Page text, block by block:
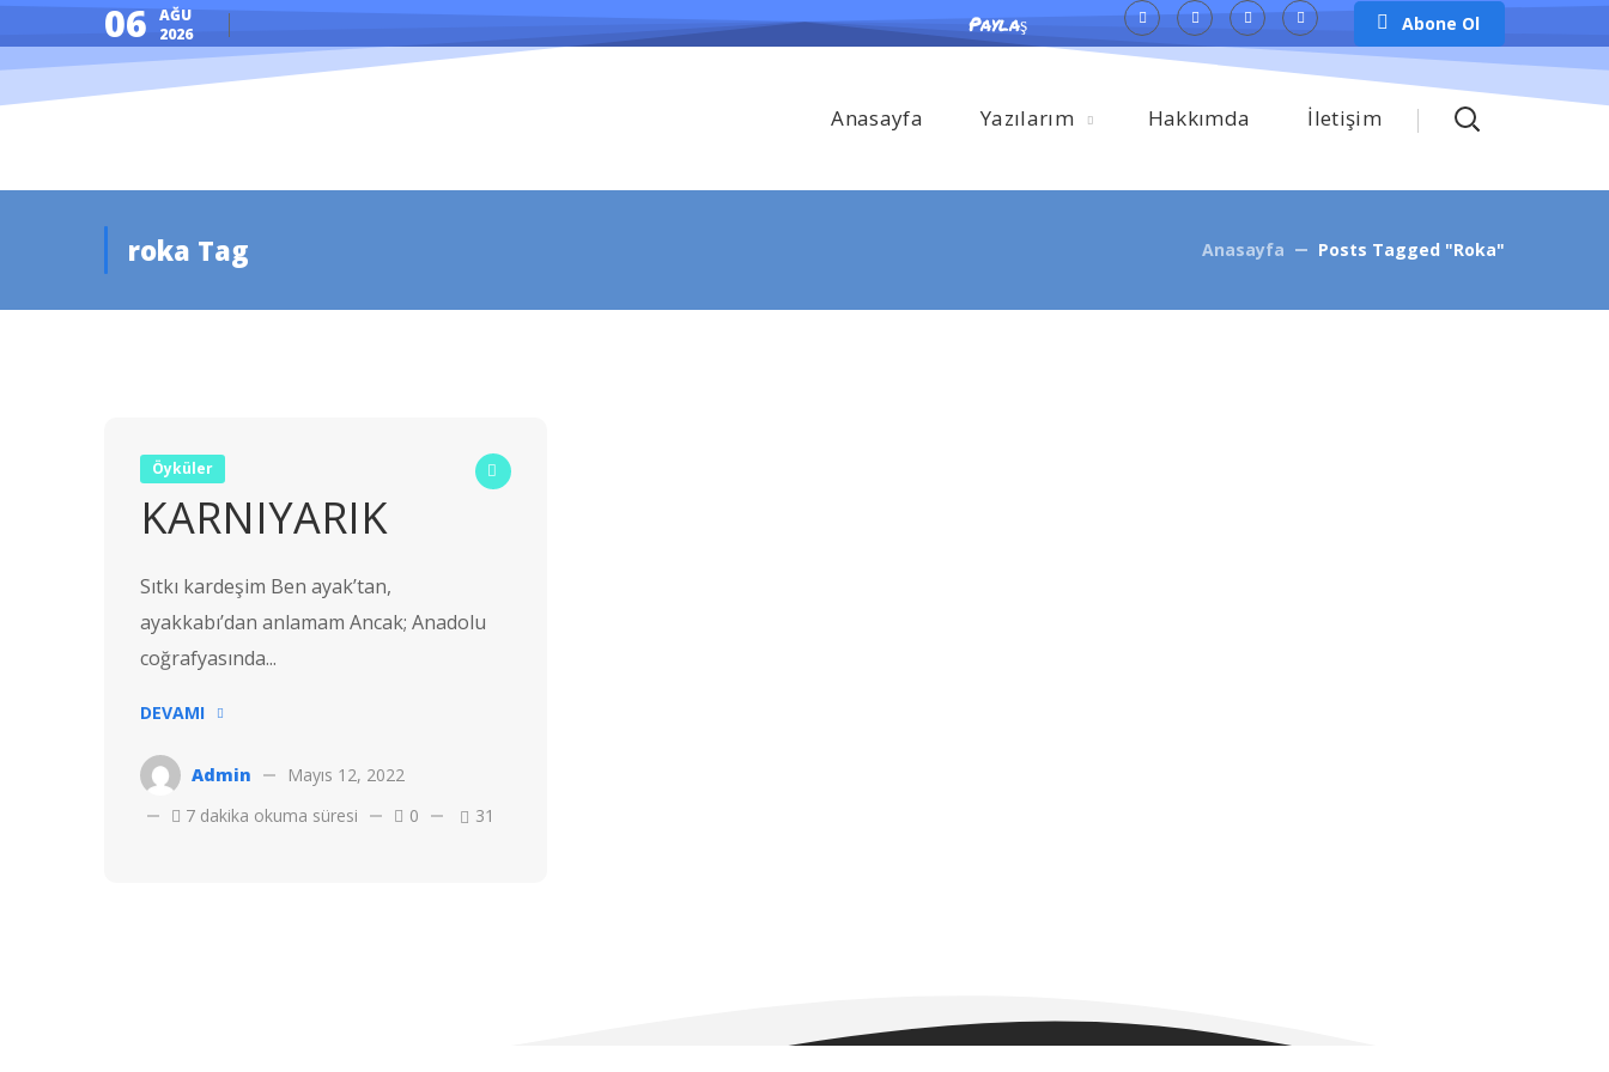
06 AĞU
2026
Paylaş Abone Ol
Anasayfa Yazılarım Hakkımda İletişim
roka Tag Anasayfa Posts Tagged "roka"
Öyküler
KARNIYARIK
Sıtkı kardeşim Ben ayak’tan,
ayakkabı’dan anlamam Ancak; Anadolu
coğrafyasında...
DEVAMI
Admin
Mayıs 12, 2022
7 dakika okuma süresi
0 31